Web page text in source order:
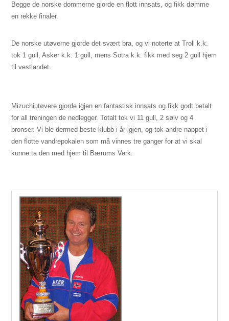
Begge de norske dommerne gjorde en flott innsats, og fikk dømme
en rekke finaler.
De norske utøverne gjorde det svært bra, og vi noterte at Troll k.k.
tok 1 gull, Asker k.k. 1 gull, mens Sotra k.k. fikk med seg 2 gull hjem
til vestlandet.
Mizuchiutøvere gjorde igjen en fantastisk innsats og fikk godt betalt
for all treningen de nedlegger. Totalt tok vi 11 gull, 2 sølv og 4
bronser. Vi ble dermed beste klubb i år igjen, og tok andre nappet i
den flotte vandrepokalen som må vinnes tre ganger for at vi skal
kunne ta den med hjem til Bærums Verk.